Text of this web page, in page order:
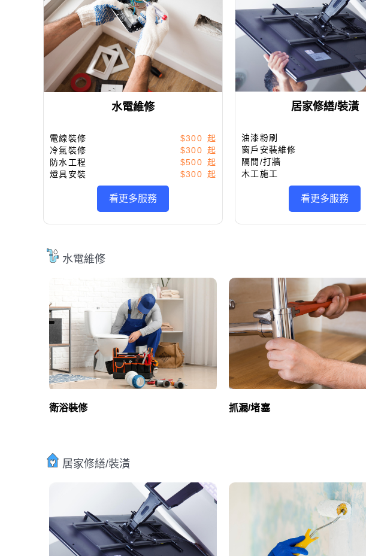
水電維修
電線裝修
$300
冷氣裝修
$300
防水工程
$500
燈具安裝
$300
看更多服務
居家修繕/裝潢
油漆粉刷
窗戶安裝維修
隔間/打牆
木工施工
看更多服務
水電維修
衛浴裝修 抓漏/堵塞
居家修繕/裝潢